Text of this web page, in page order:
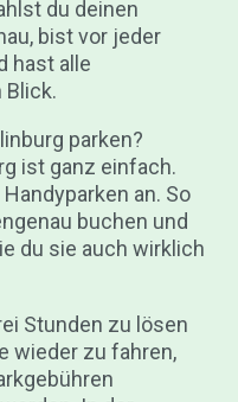
du deinen
bist vor jeder
hast alle
Blick.
parken?
ist ganz einfach.
an. So
buchen und
du sie auch wirklich
Stunden zu lösen
wieder zu fahren,